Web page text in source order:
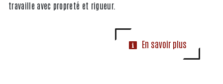
travaille avec propreté et rigueur.
En savoir plus